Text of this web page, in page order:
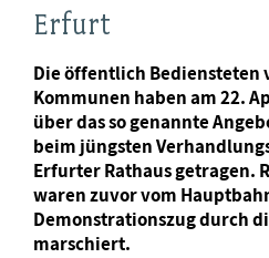
Erfurt
Die öffentlich Bediensteten
Kommunen haben am 22.
über das so genannte
beim jüngsten
Erfurter Rathaus getragen.
waren zuvor vom
Demonstrationszug durch
marschiert.